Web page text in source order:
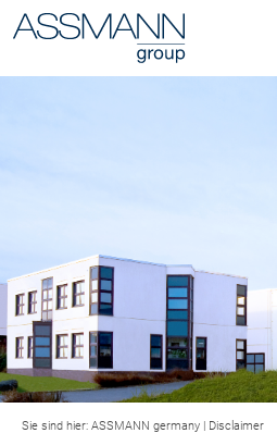
Sie sind hier: ASSMANN germany | Disclaimer